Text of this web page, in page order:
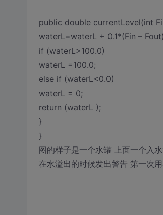
public double currentLevel(int
waterL=waterL + 0.1*(Fin –
if (waterL>100.0)
waterL =100.0;
else if (waterL<0.0)
waterL = 0;
return (waterL );
}
}
图的样子是一个水罐 上面一个入
在水溢出的时候发出警告 第一次